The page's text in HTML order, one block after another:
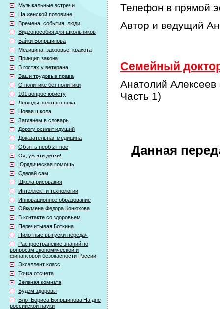
Музыкальные встречи
На женской половине
Времена, события, люди
Видеопособия для школьников
Байки Бояршинова
Медицина. здоровье. красота
Принцип закона
В гостях у ветерана
Ваши трудовые права
О политике без политики
101 вопрос юристу
Легенды золотого века
Новая школа
Заглянем в словарь
Дорогу осилит идущий
Доказательная медицина
Объять необъятное
Ох, уж эти детки!
Юридическая помощь
Сделай сам
Школа рисования
Интеллект и технологии
Инновационное образование
Ойкумена Федора Конюхова
В контакте со здоровьем
Перечитывая Боткина
Пилотные выпуски передач
Распространение знаний по
вопросам экономической и
финансовой безопасности России
Экселлент класс
Точка отсчета
Зеленая комната
Будем здоровы
Блог Бориса Бояршинова На дне
российской науки
Телефон в прямой
Автор и ведущий
Семейный
Анатолий Алексеев
Часть 1)
Данная